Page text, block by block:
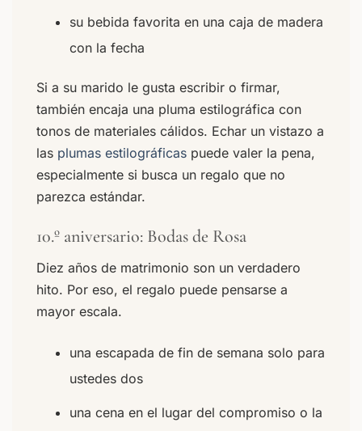
su bebida favorita en una caja de madera
con la fecha
Si a su marido le gusta escribir o firmar,
también encaja una pluma estilográfica con
tonos de materiales cálidos. Echar un vistazo a
las plumas estilográficas puede valer la pena,
especialmente si busca un regalo que no
parezca estándar.
10.º aniversario: Bodas de Rosa
Diez años de matrimonio son un verdadero
hito. Por eso, el regalo puede pensarse a
mayor escala.
una escapada de fin de semana solo para
ustedes dos
una cena en el lugar del compromiso o la